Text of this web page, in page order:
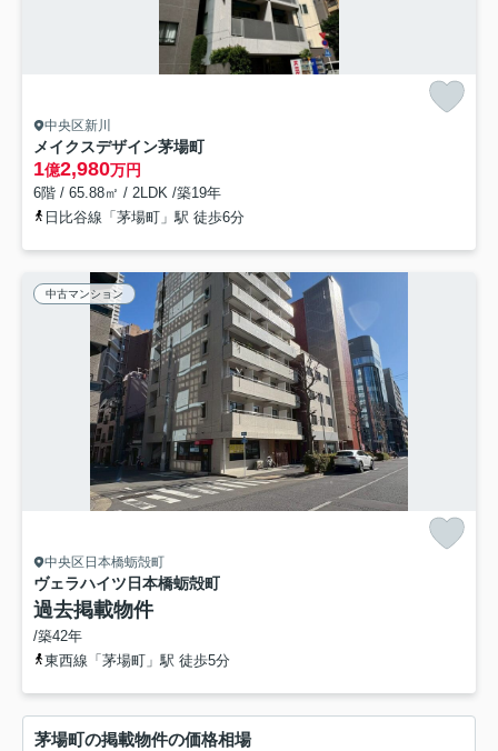
中央区新川
メイクスデザイン茅場町
1億2,980万円
6階 / 65.88㎡ / 2LDK /築19年
日比谷線「茅場町」駅 徒歩6分
中古マンション
中央区日本橋蛎殻町
ヴェラハイツ日本橋蛎殻町
過去掲載物件
/築42年
東西線「茅場町」駅 徒歩5分
茅場町の掲載物件の価格相場